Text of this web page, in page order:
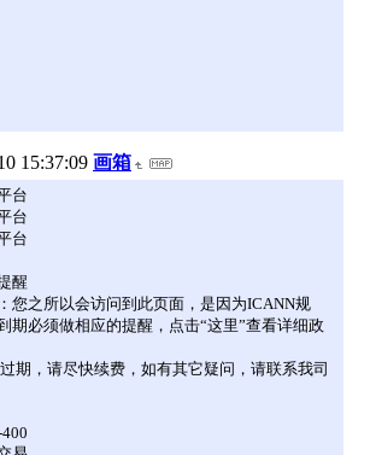
15:37:09 画箱
台
台
台
醒
您之所以会访问到此页面，是因为ICANN规
期必须做相应的提醒，点击“这里”查看详细政
期，请尽快续费，如有其它疑问，请联系我司